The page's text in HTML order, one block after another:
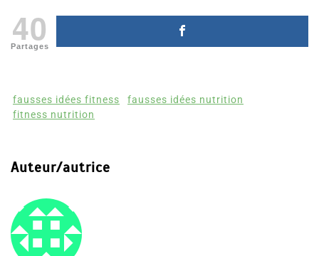
40
Partages
fausses idées fitness
fausses idées nutrition
fitness nutrition
Auteur/autrice